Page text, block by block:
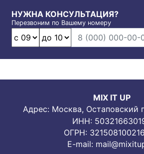
НУЖНА КОНСУЛЬТАЦИЯ?
Перезвоним по Вашему номеру
MIX IT UP
Адрес: Москва, Остаповский
ИНН:
ОГРН:
E-mail: